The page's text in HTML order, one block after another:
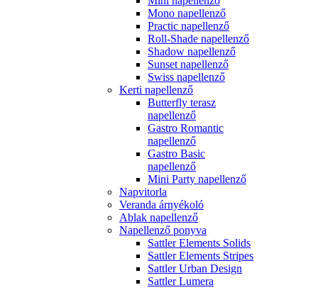
Mono napellenző
Practic napellenző
Roll-Shade napellenző
Shadow napellenző
Sunset napellenző
Swiss napellenző
Kerti napellenző
Butterfly terasz
napellenző
Gastro Romantic
napellenző
Gastro Basic
napellenző
Mini Party napellenző
Napvitorla
Veranda árnyékoló
Ablak napellenző
Napellenző ponyva
Sattler Elements Solids
Sattler Elements Stripes
Sattler Urban Design
Sattler Lumera